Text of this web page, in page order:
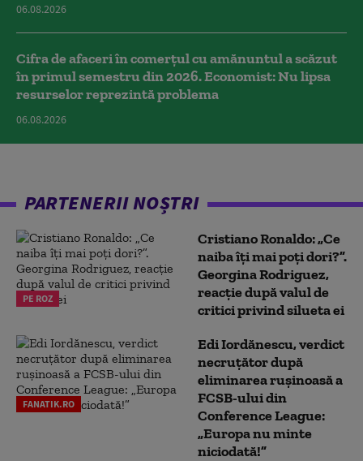
06.08.2026
Cifra de afaceri în comerțul cu amănuntul a scăzut
în primul semestru din 2026. Economist: Nu lipsa
resurselor reprezintă problema
06.08.2026
PARTENERII NOȘTRI
PE ROZ
Cristiano Ronaldo: „Ce
naiba îți mai poți dori?”.
Georgina Rodriguez,
reacție după valul de
critici privind silueta ei
FANATIK.RO
Edi Iordănescu, verdict
necruțător după
eliminarea rușinoasă a
FCSB-ului din
Conference League:
„Europa nu minte
niciodată!”